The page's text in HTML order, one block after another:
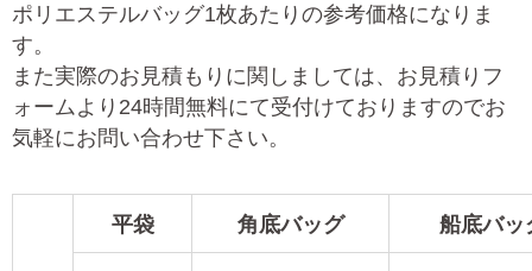
ポリエステルバッグ1枚あたりの参考価格になりま
す。
また実際のお見積もりに関しましては、お見積りフ
ォームより24時間無料にて受付けておりますのでお
気軽にお問い合わせ下さい。
平袋 角底バッグ 船底バッ